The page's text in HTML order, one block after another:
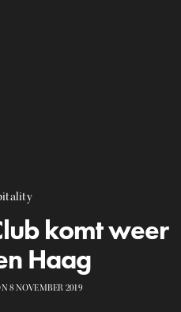
komt weer
Haag
8 NOVEMBER 2019